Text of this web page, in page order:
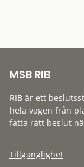
MSB RIB
RIB är ett
hela vägen från
fatta rätt beslut
Tillgänglighet